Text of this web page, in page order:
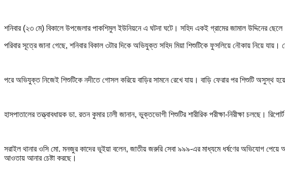
শনিবার (২৩ মে) বিকালে উপজেলার পাকশিমুল ইউনিয়নে এ ঘটনা ঘটে। সহিদ একই গ্রামের জামাল উদ্দিনের
পরিবার সূত্রে জানা গেছে, শনিবার বিকাল ৩টার দিকে অভিযুক্ত সহিদ মিয়া শিশুটিকে ফুসলিয়ে নৌকায় নিয়ে
পরে অভিযুক্ত নিজেই শিশুটিকে নদীতে গোসল করিয়ে বাড়ির সামনে রেখে যায়। বাড়ি ফেরার পর শিশুটি অসুস্থ হয়ে
হাসপাতালের তত্ত্বাবধায়ক ডা. রতন কুমার ঢালী জানান, ভুক্তভোগী শিশুটির শারীরিক পরীক্ষা-নিরীক্ষা চলছে।
সরাইল থানার ওসি মো. মনজুর কাদের ভূইয়া বলেন, জাতীয় জরুরি সেবা ৯৯৯-এর মাধ্যমে ধর্ষণের অভিযোগ
আওতায় আনার চেষ্টা করছে।